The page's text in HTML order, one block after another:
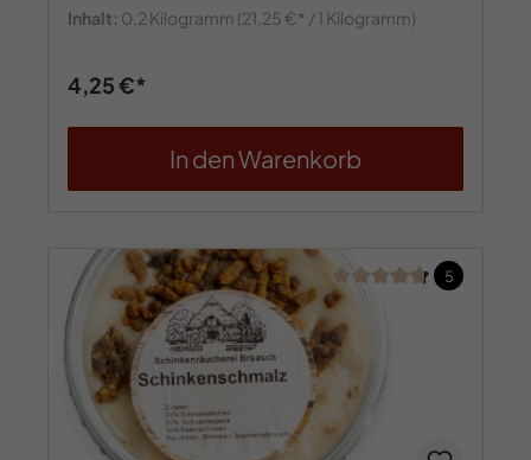
Inhalt: 0.2 Kilogramm (21,25 €* / 1 Kilogramm)
4,25 €*
In den Warenkorb
Durchschnittliche
5